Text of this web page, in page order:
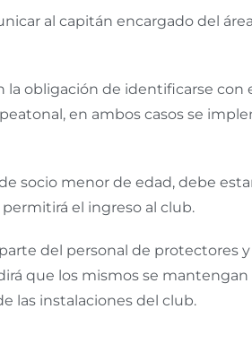
al capitán encargado del
la obligación de identificarse
en ambos casos se
socio menor de edad, debe
el ingreso al club.
del personal de protectores
que los mismos se
las instalaciones del club.